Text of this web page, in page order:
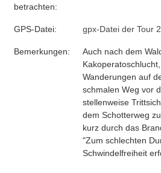
betrachten:
GPS-Datei: gpx-Datei der Tour
Bemerkungen:
Auch nach dem
Wanderungen auf
schmalen Weg vor
stellenweise
dem Schotterweg
kurz durch das
"Zum schlechten
Schwindelfreiheit